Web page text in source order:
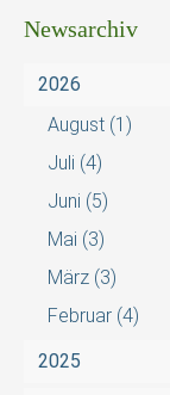
Newsarchiv
2026
August (1)
Juli (4)
Juni (5)
Mai (3)
März (3)
Februar (4)
2025